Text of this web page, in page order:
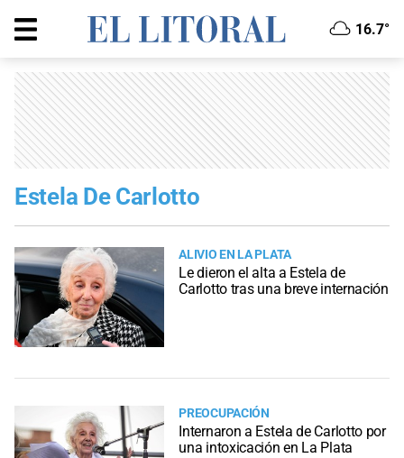
16.7°
Estela De Carlotto
ALIVIO EN LA PLATA
Le dieron el alta a Estela de
Carlotto tras una breve internación
PREOCUPACIÓN
Internaron a Estela de Carlotto por
una intoxicación en La Plata